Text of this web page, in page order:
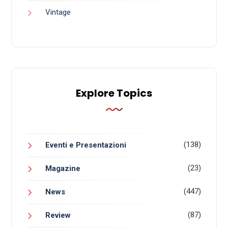
Vintage
Explore Topics
Eventi e Presentazioni (138)
Magazine (23)
News (447)
Review (87)